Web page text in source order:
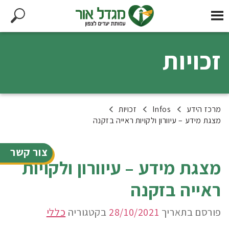
צור קשר
זכויות
מרכז הידע Infos
זכויות
מצגת מידע – עיוורון ולקויות ראייה בזקנה
מצגת מידע – עיוורון ולקויות
ראייה בזקנה
פורסם בתאריך 28/10/2021 בקטגוריה כללי